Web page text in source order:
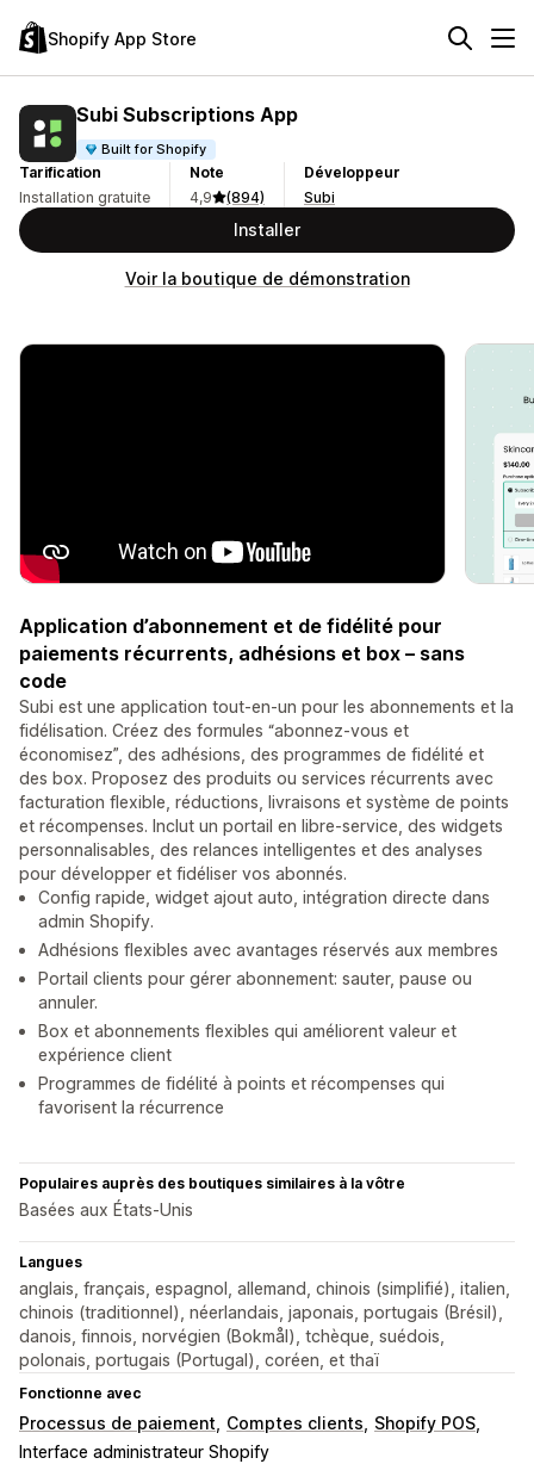
Shopify App Store
Subi Subscriptions App
Built for Shopify
Tarification
Installation gratuite
Note
4,9
(894)
Développeur
Subi
Installer
Voir la boutique de démonstration
Application d’abonnement et de fidélité pour
paiements récurrents, adhésions et box – sans
code
Subi est une application tout-en-un pour les abonnements et la
fidélisation. Créez des formules “abonnez-vous et
économisez”, des adhésions, des programmes de fidélité et
des box. Proposez des produits ou services récurrents avec
facturation flexible, réductions, livraisons et système de points
et récompenses. Inclut un portail en libre-service, des widgets
personnalisables, des relances intelligentes et des analyses
pour développer et fidéliser vos abonnés.
Config rapide, widget ajout auto, intégration directe dans
admin Shopify.
Adhésions flexibles avec avantages réservés aux membres
Portail clients pour gérer abonnement: sauter, pause ou
annuler.
Box et abonnements flexibles qui améliorent valeur et
expérience client
Programmes de fidélité à points et récompenses qui
favorisent la récurrence
Populaires auprès des boutiques similaires à la vôtre
Basées aux États-Unis
Langues
anglais, français, espagnol, allemand, chinois (simplifié), italien,
chinois (traditionnel), néerlandais, japonais, portugais (Brésil),
danois, finnois, norvégien (Bokmål), tchèque, suédois,
polonais, portugais (Portugal), coréen, et thaï
Fonctionne avec
Processus de paiement Comptes clients
Shopify POS
Interface administrateur Shopify